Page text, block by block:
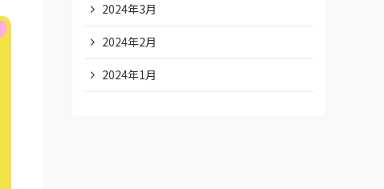
2024年3月
2024年2月
2024年1月